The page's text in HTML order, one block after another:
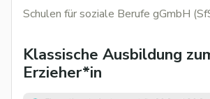
Schulen für soziale Berufe gGmbH
Klassische Ausbildung
Erzieher*in